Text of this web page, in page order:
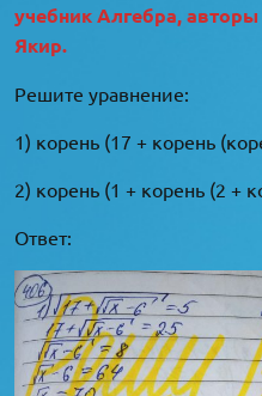
учебник Алгебра,
Якир.
Решите уравнение:
1) корень (17 + корень
2) корень (1 + корень (2 +
Ответ: